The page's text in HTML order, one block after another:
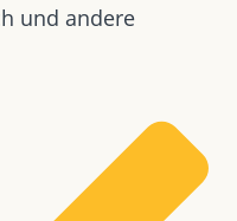
und andere